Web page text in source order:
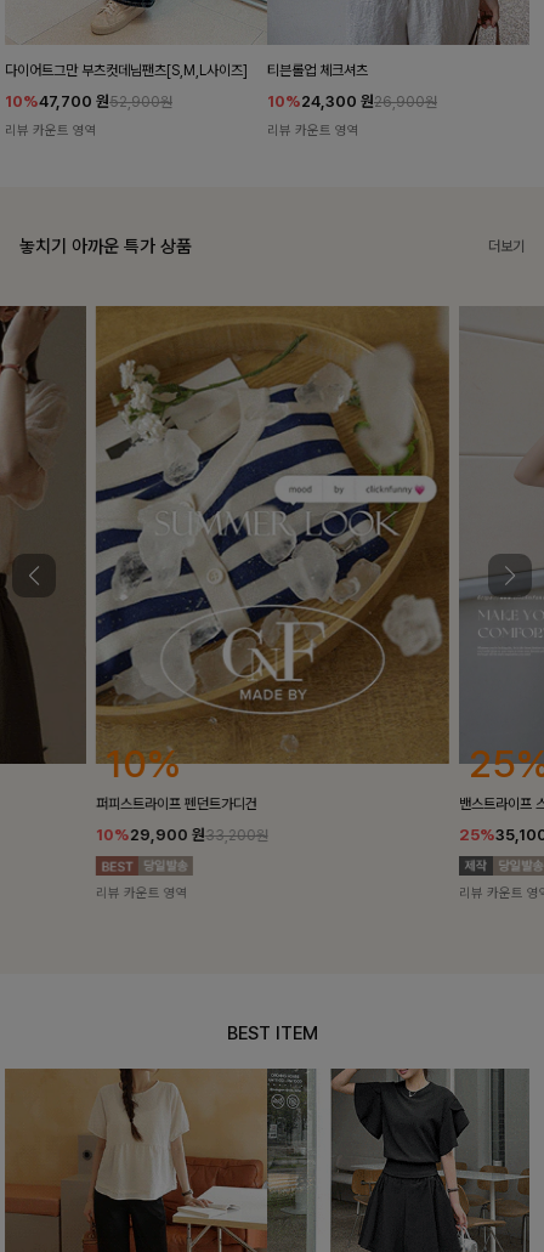
다이어트그만 부츠컷데님팬츠[S,M,L사이즈]
10%47,700 원52,900원
리뷰 카운트 영역
티븐롤업 체크셔츠
10%24,300 원26,900원
리뷰 카운트 영역
놓치기 아까운 특가 상품 더보기
25%
밴스트라이프 스트링원피스
25%35,100 원46,800원
리뷰 카운트 영역
10%
[5천장돌파/
10%
리뷰 카운트 영
BEST ITEM